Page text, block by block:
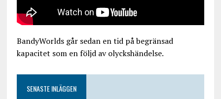
BandyWorlds går sedan en tid på begränsad
kapacitet som en följd av olyckshändelse.
SENASTE INLÄGGEN